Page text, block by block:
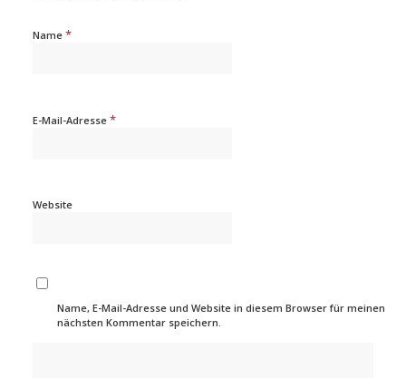
Name *
E-Mail-Adresse *
Website
Name, E-Mail-Adresse und Website in diesem Browser für meinen
nächsten Kommentar speichern.